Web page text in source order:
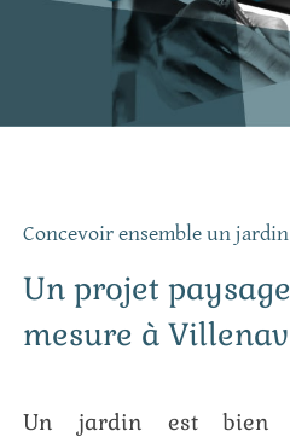
Concevoir ensemble un
Un projet
mesure à
Un jardin est bien